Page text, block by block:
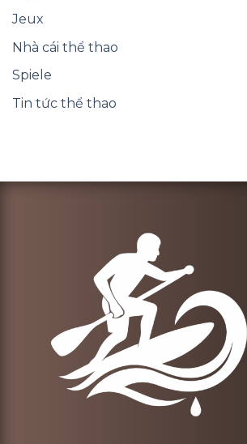
Jeux
Nhà cái thể thao
Spiele
Tin tức thể thao